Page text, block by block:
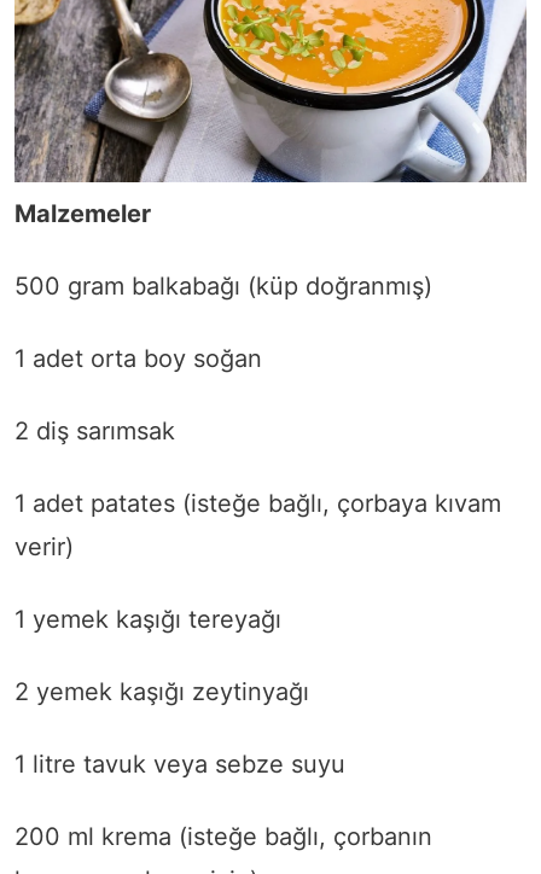
Malzemeler
500 gram balkabağı (küp doğranmış)
1 adet orta boy soğan
2 diş sarımsak
1 adet patates (isteğe bağlı, çorbaya kıvam
verir)
1 yemek kaşığı tereyağı
2 yemek kaşığı zeytinyağı
1 litre tavuk veya sebze suyu
200 ml krema (isteğe bağlı, çorbanın